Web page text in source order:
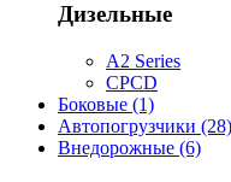
Дизельные
A2 Series
CPCD
Боковые (1)
Автопогрузчики (28)
Внедорожные (6)